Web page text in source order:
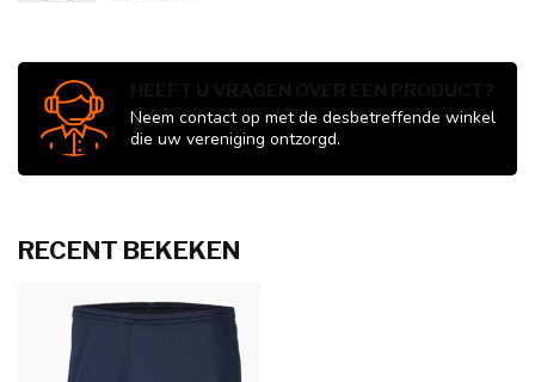
Neem contact op met de desbetreffende winkel
die uw vereniging ontzorgd.
RECENT BEKEKEN